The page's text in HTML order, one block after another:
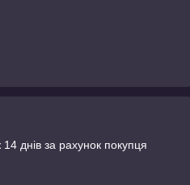
днів за рахунок покупця